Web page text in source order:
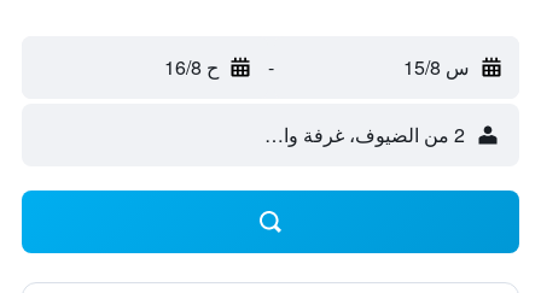
س 15/8 - ح 16/8
2 من الضيوف، غرفة واحدة